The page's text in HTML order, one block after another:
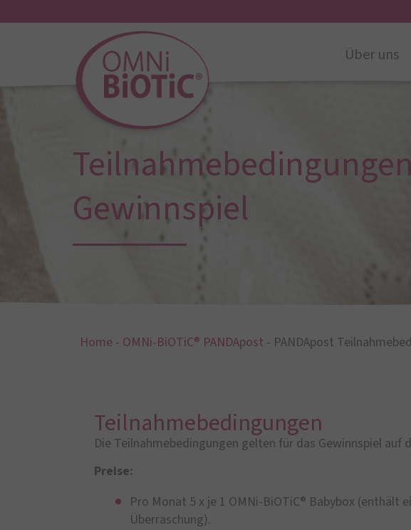
Über uns
Gewinnspiel
Home - OMNi-BiOTiC® PANDApost - PANDApost
Teilnahmebedingungen
Die Teilnahmebedingungen gelten für das Gewinnspiel auf
Preise:
Pro Monat 5 x je 1 OMNi-BiOTiC® Babybox (enthält
Überraschung).